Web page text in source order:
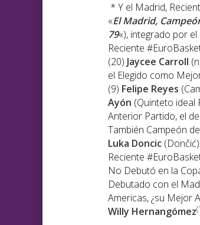
* Y el Madrid,
«El Madrid,
79«), integrado por
Reciente
(20) Jaycee Carroll
el Elegido como
(9) Felipe Reyes
Ayón (Quinteto ideal
Anterior Partido, el
También Campeón
Luka Doncic
Reciente
No Debutó en la
Debutado con el
Americas, ¿su Mejor
Willy Hernangómez